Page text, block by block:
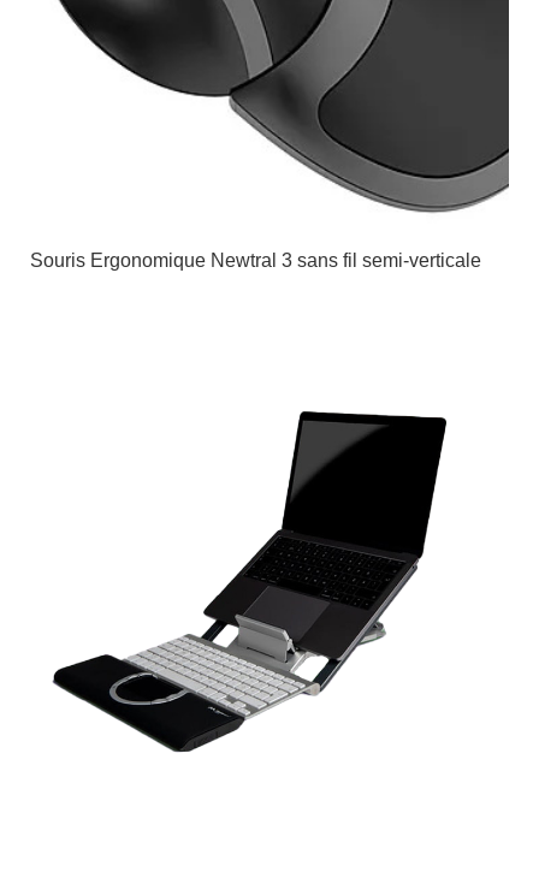
Souris Ergonomique Newtral 3 sans fil semi-verticale